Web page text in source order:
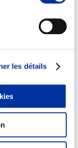
les détails